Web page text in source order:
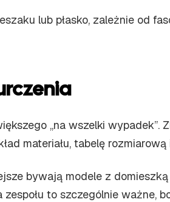
lub płasko, zależnie od
„na wszelki wypadek”.
materiału, tabelę
bywają modele z
to szczególnie ważne,